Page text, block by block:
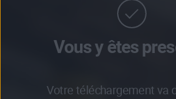
Vous y êtes
Votre téléchargement va